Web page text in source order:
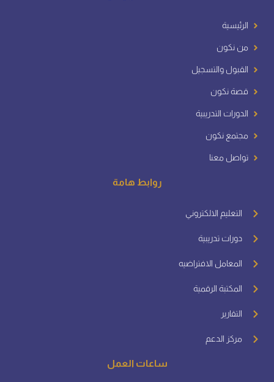
الرئيسية
من نكون
القبول والتسجيل
قصة نكون
الدورات التدريبية
مجتمع نكون
تواصل معنا
روابط هامة
التعليم الالكتروني
دورات تدريبية
المعامل الافتراضيه
المكتبة الرقمية
التقارير
مركز الدعم
ساعات العمل